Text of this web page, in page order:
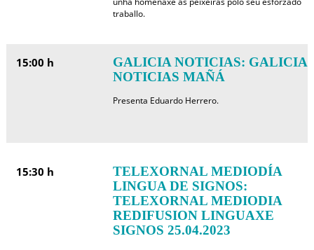
traballo.
15:00 h
GALICIA NOTICIAS: GALICIA
NOTICIAS MAÑÁ
Presenta Eduardo Herrero.
15:30 h
TELEXORNAL MEDIODÍA
LINGUA DE SIGNOS:
TELEXORNAL MEDIODIA
REDIFUSION LINGUAXE
SIGNOS 25.04.2023